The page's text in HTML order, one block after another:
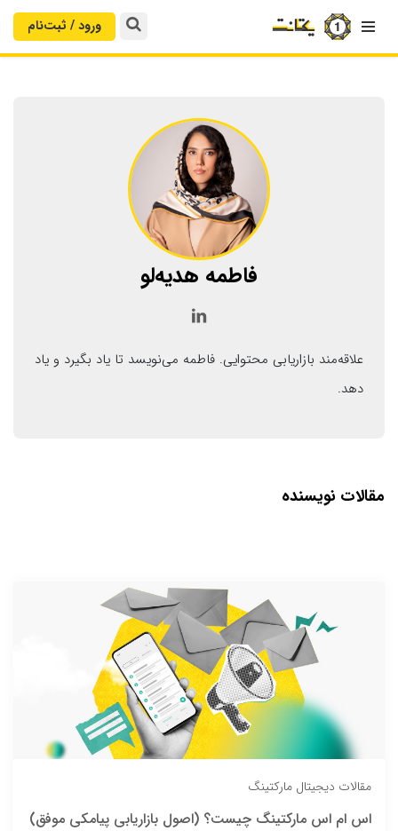
 ورود / ثبت‌‌نام
فاطمه هدیه‌لو

علاقه‌مند بازاریابی محتوایی. فاطمه می‌نویسد تا یاد بگیرد و یاد
دهد.
مقالات نویسنده
مقالات دیجیتال مارکتینگ
اس ام اس مارکتینگ چیست؟ (اصول بازاریابی پیامکی موفق)